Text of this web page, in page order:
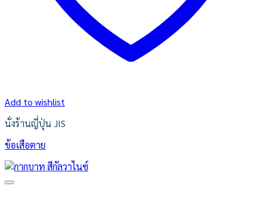
Add to wishlist
นั่งร้านญี่ปุ่น JIS
ข้อเสือตาย